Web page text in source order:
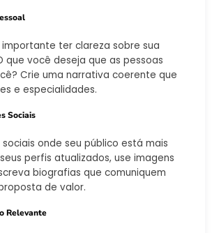
ter clareza sobre sua
que você deseja que as pessoas
Crie uma narrativa coerente que
e especialidades.
Sociais
sociais onde seu público está mais
perfis atualizados, use imagens
biografias que comuniquem
de valor.
Relevante